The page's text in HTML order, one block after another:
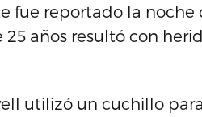
fue reportado la noche
años resultó con
utilizó un cuchillo